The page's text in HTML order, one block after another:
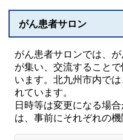
がん患者サロン
がん患者サロンでは、
が集い、交流すること
います。北九州市内で
れています。
日時等は変更になる場
は、事前にそれぞれの機